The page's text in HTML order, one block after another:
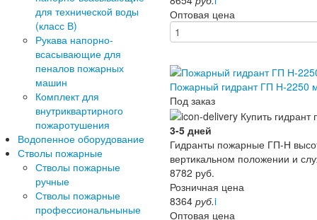
для технической воды
(класс В)
Рукава напорно-
всасывающие для
пеналов пожарных
машин
Комплект для
внутриквартирного
пожаротушения
Водопенное оборудование
Стволы пожарные
Стволы пожарные
ручные
Стволы пожарные
профессиональныные
Оптовая цена
Пожарный гидрант ГП Н-2250
Под заказ
3-5 дней
Гидранты пожарные ГП-Н
вертикальном положении и
8782 руб.
Розничная цена
8364 руб.i
Оптовая цена